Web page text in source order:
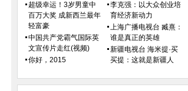
超级幸运！3岁男童中
百万大奖 成新西兰最年
轻富豪
中国共产党霸气国际英
文宣传片走红(视频)
你好，2015
李克强：以大众创业培
育经济新动力
上海广播电视台 臧熹：
谁是真正的英雄
新疆电视台 海米提·买
买提：这就是新疆人